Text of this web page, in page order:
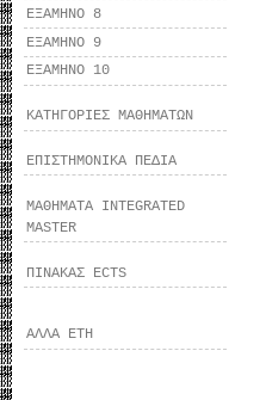
ΕΞΑΜΗΝΟ 8
ΕΞΑΜΗΝΟ 9
ΕΞΑΜΗΝΟ 10
ΚΑΤΗΓΟΡΙΕΣ ΜΑΘΗΜΑΤΩΝ
ΕΠΙΣΤΗΜΟΝΙΚΑ ΠΕΔΙΑ
ΜΑΘΗΜΑΤΑ INTEGRATED
MASTER
ΠΙΝΑΚΑΣ ECTS
ΑΛΛΑ ΕΤΗ